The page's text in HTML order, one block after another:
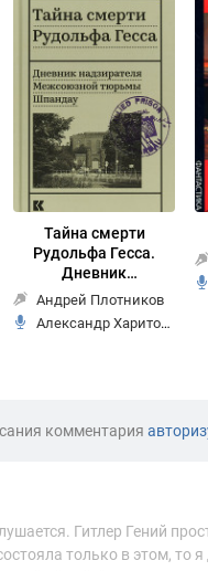
Тайна смерти
Рудольфа Гесса.
Дневник
надзирателя
Андрей Плотников
Александр Харитонов
комментария
Гитлер Гений
только в этом,